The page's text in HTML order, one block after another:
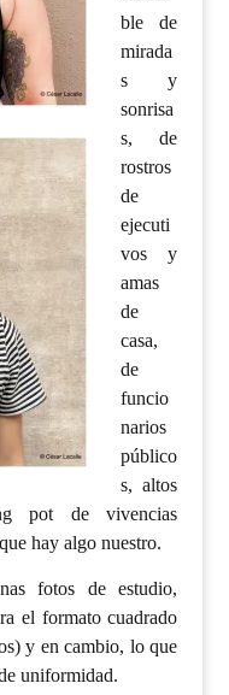
ble de
mirada
s y
sonrisa
s, de
rostros
de
ejecuti
vos y
amas
de
casa,
de
funcio
narios
público
s, altos
pot de vivencias
hay algo nuestro.
fotos de estudio,
el formato cuadrado
y en cambio, lo que
uniformidad.